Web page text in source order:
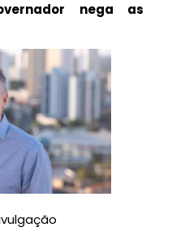
nega as